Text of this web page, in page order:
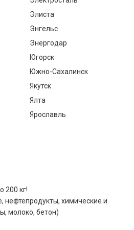
Элиста
Энгельс
Энергодар
Югорск
Южно-Сахалинск
Якутск
Ялта
Ярославль
200 кг!
химические и
молоко, бетон)